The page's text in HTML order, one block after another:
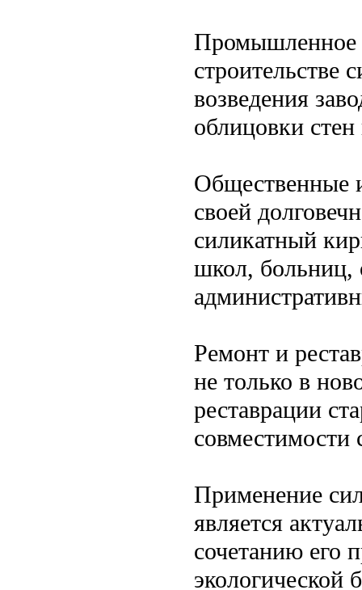
Промышленное
строительстве
возведения
облицовки стен
Общественные
своей
силикатный
школ, больниц,
Ремонт и
не только в
реставрации
совместимости
Применение
является
сочетанию его
экологической